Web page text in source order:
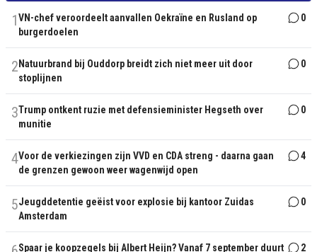
1VN-chef veroordeelt aanvallen Oekraïne en Rusland op
burgerdoelen
0
2 Natuurbrand bij Ouddorp breidt zich niet meer uit door
stoplijnen
0
3Trump ontkent ruzie met defensieminister Hegseth over
munitie
0
4Voor de verkiezingen zijn VVD en CDA streng - daarna gaan
de grenzen gewoon weer wagenwijd open
4
5Jeugddetentie geëist voor explosie bij kantoor Zuidas
Amsterdam
0
Spaar je koopzegels bij Albert Heijn? Vanaf 7 september duurt 2